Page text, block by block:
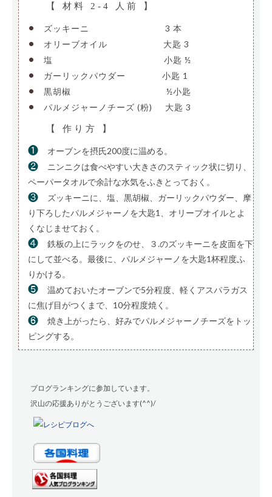
【 材料 2-4 人前 】
• ズッキーニ 3 本
• オリーブオイル 大匙 3
• 塩 小匙 ½
• ガーリックパウダー 小匙 1
• 黒胡椒 ½小匙
• パルメジャーノチーズ (粉) 大匙 3
【 作り方 】
❶ オーブンを摂氏200度に温める。
❷
ニンニクは食べやすい大きさのスティック状に切り、
ペーパータオルで余計な水気をふきとっておく。
❸
ズッキーニに、塩、黒胡椒、ガーリックパウダー、摩
り下ろしたパルメジャーノを大匙1、オリーブオイルとよ
くなじませておく。
❹
鉄板の上にラックをのせ、３.のズッキーニを皮面を下
にして並べる。最後に、パルメジャーノを大匙1杯程度ふ
りかける。
❺
温めておいたオーブンで5分程度、軽くアスパラガス
に焦げ目がつくまで、10分程度焼く。
❻
焼き上がったら、好みでパルメジャーノチーズをトッ
ピングする。
ブログランキングに参加しています。
沢山の応援ありがとうございます(^^)/